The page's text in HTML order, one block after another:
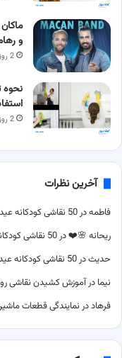
و
2 روز پیش
نحوه
2 روز پیش
آخرین نظرات
فاطمهدر 50 نقاشی کودکانه عید غدیر خم سخت و آسان و برای رنگ آمیزی
ریحانه 🌸❤️در 50 نقاشی کودکانه عید غدیر خم سخت و آسان و برای رنگ آمیزی
حدیثدر 50 نقاشی کودکانه عید غدیر خم سخت و آسان و برای رنگ آمیزی
نیما درآموزش کشیدن نقاشی
فرهاددر نمایندگی قطعات